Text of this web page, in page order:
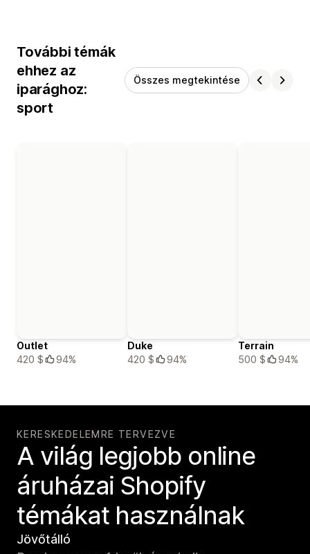
További témák
ehhez az
iparághoz:
sport
Összes megtekintése
Outlet
420 $
94%
Duke
420 $
94%
Terrain
500 $
94%
KERESKEDELEMRE TERVEZVE
A világ legjobb online
áruházai Shopify
témákat használnak
Jövőtálló